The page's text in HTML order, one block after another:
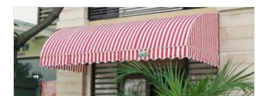
Agar
Lebih
Cantik
Dan
Inspiratif